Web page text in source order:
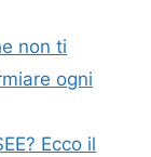
non ti
ogni
Ecco il